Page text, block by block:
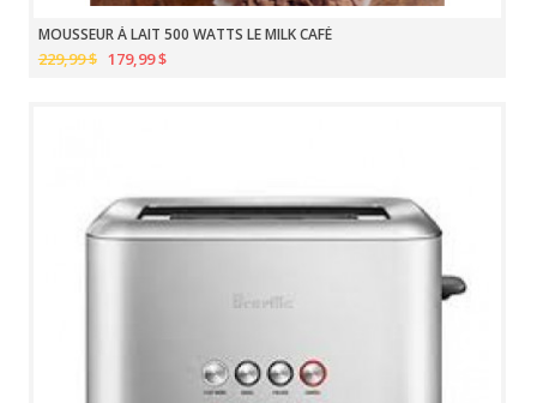
MOUSSEUR À LAIT 500 WATTS LE MILK CAFÉ
229,99 $ 179,99 $